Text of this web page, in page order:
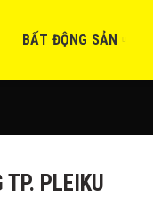
BẤT ĐỘNG SẢN
PLEIKU